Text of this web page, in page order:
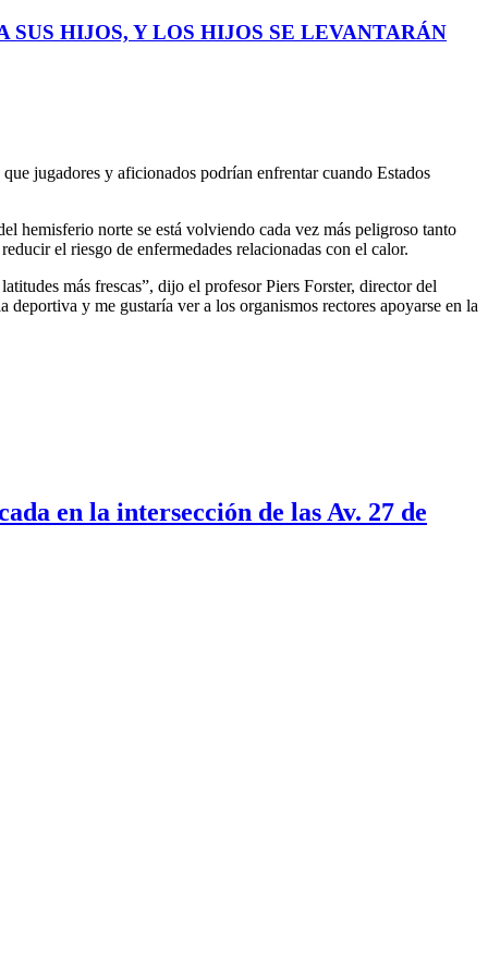
SUS HIJOS, Y LOS HIJOS SE LEVANTARÁN
jugadores y aficionados podrían enfrentar cuando Estados
hemisferio norte se está volviendo cada vez más peligroso tanto
el riesgo de enfermedades relacionadas con el calor.
más frescas”, dijo el profesor Piers Forster, director del
y me gustaría ver a los organismos rectores apoyarse en la
en la intersección de las Av. 27 de